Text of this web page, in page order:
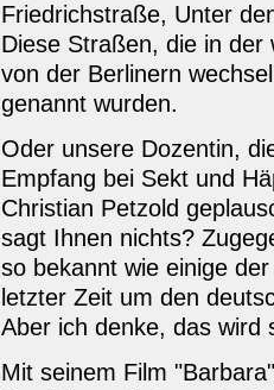
Friedrichstraße, Unter
Diese Straßen, die in der
von der Berlinern
genannt wurden.
Oder unsere Dozentin,
Empfang bei Sekt und
Christian Petzold
sagt Ihnen nichts?
so bekannt wie einige
letzter Zeit um den
Aber ich denke, das wird
Mit seinem Film